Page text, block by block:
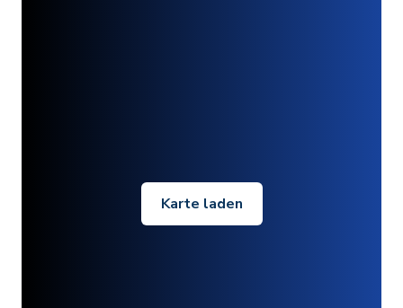
Karte laden